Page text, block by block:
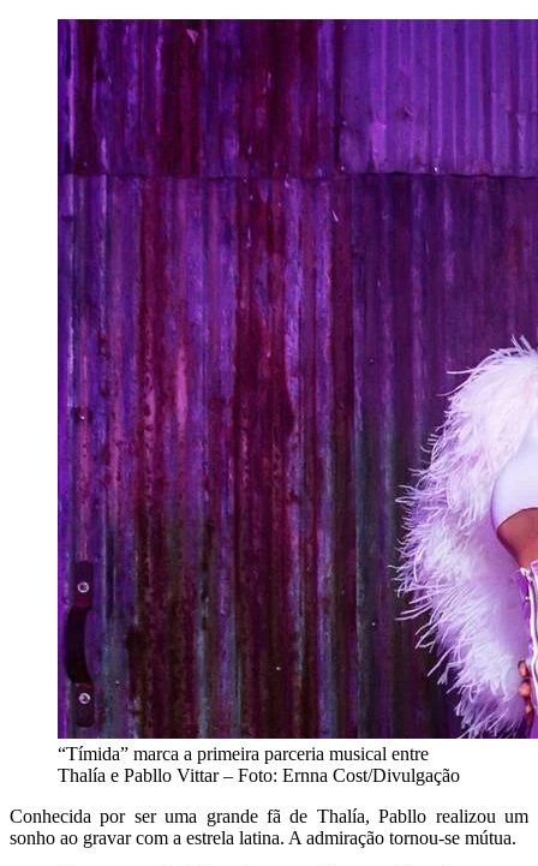
“Tímida” marca a primeira parceria musical entre
Thalía e Pabllo Vittar – Foto: Ernna Cost/Divulgação
Conhecida por ser uma grande fã de Thalía, Pabllo realizou um
sonho ao gravar com a estrela latina. A admiração tornou-se mútua.